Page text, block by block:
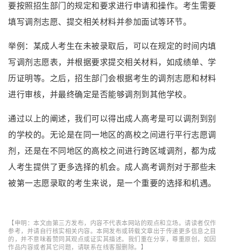
要按照招生部门的规定和要求进行申请和操作。考生需要
填写调剂志愿、提交相关材料并参加面试等环节。
举例：某成人考生在未被录取后，可以在规定的时间内填
写调剂志愿表，并根据要求提交相关材料，如成绩单、学
历证明等。之后，招生部门会根据考生的调剂志愿和材料
进行审核，并最终确定是否能够调剂到其他学校。
通过以上的阐述，我们可以得出成人高考是可以调剂到别
的学校的。无论是在同一地区的高校之间进行平行志愿调
剂，还是在不同地区的高校之间进行跨区域调剂，都为成
人考生提供了更多选择的机会。成人高考调剂对于那些未
被第一志愿录取的考生来说，是一个重要的选择和机遇。
【申明：本文由第三方发布，内容不代表本网站的观点和立场。请读者仅作
参考，并请自行核实相关内容。本网发布或转载文章出于传递更多信息之目
的，并不意味着赞同其观点或证实其描述。我们重在分享，尊重原创，如因
作品内容或者其它问题，请联系在线客服删除。】